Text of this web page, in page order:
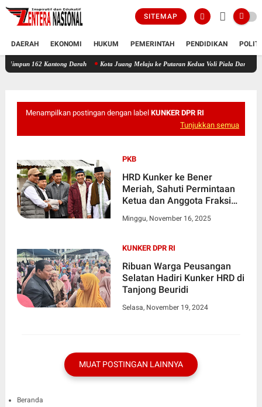
SITEMAP
DAERAH EKONOMI HUKUM PEMERINTAH PENDIDIKAN
Kantong Darah Kota Juang Melaju ke Putaran Kedua Voli Piala Dandim Cup 0111/
Menampilkan postingan dengan label KUNKER DPR RI
Tunjukkan semua
PKB
HRD Kunker ke Bener
Meriah, Sahuti Permintaan
Ketua dan Anggota Fraksi
Minggu, November 16, 2025
KUNKER DPR RI
Ribuan Warga Peusangan
Selatan Hadiri Kunker HRD di
Tanjong Beuridi
Selasa, November 19, 2024
MUAT POSTINGAN LAINNYA
Beranda